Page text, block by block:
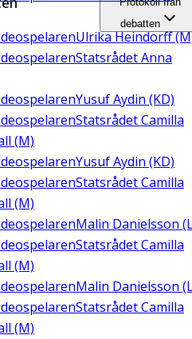
Ulrika Heindorff
Statsrådet Anna
Yusuf Aydin (KD)
Statsrådet Camilla
(M)
Yusuf Aydin (KD)
Statsrådet Camilla
(M)
Malin Danielsson
Statsrådet Camilla
(M)
Malin Danielsson
Statsrådet Camilla
(M)
debatten